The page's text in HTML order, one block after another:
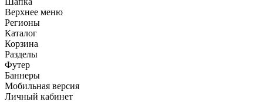
Верхнее меню
Регионы
Каталог
Корзина
Разделы
Футер
Баннеры
Мобильная версия
Личный кабинет